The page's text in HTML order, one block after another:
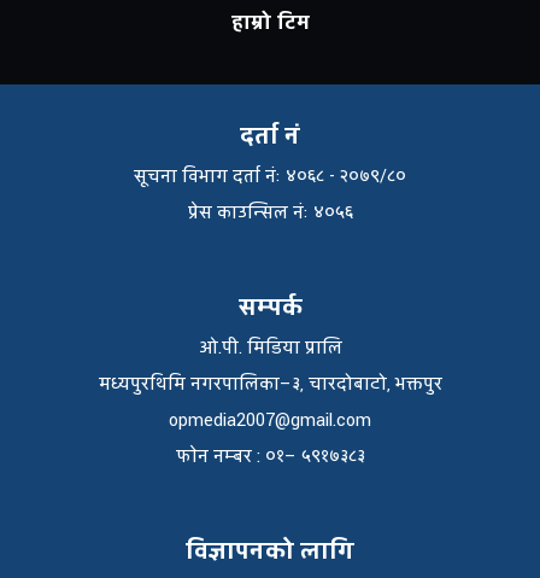
हाम्रो टिम
दर्ता नं
सूचना विभाग दर्ता नंः ४०६८ - २०७९/८०
प्रेस काउन्सिल नंः ४०५६
सम्पर्क
ओ.पी. मिडिया प्रालि
मध्यपुरथिमि नगरपालिका–३, चारदोबाटो, भक्तपुर
opmedia2007@gmail.com
फाेन नम्बर : ०१– ५९१७३८३
विज्ञापनको लागि